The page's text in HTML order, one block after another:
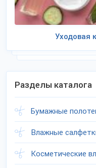
Уходовая
Разделы каталога
Бумажные
Влажные
Косметические